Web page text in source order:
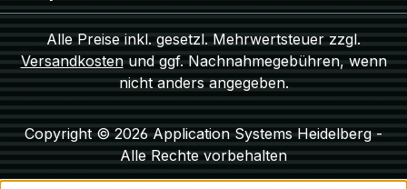
Alle Preise inkl. gesetzl. Mehrwertsteuer zzgl.
Versandkostenund ggf. Nachnahmegebühren, wenn
nicht anders angegeben.
Copyright © 2026 Application Systems Heidelberg -
Alle Rechte vorbehalten